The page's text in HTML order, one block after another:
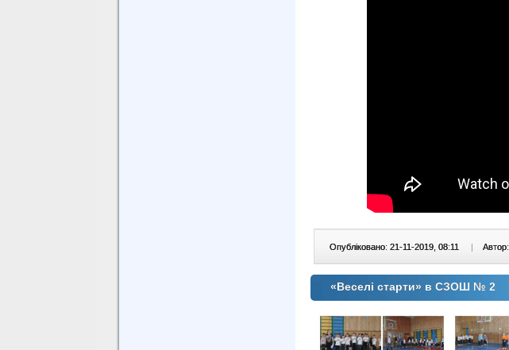
Опубліковано: 21-11-2019, 08:11 | Автор:
«Веселі старти» в СЗОШ № 2